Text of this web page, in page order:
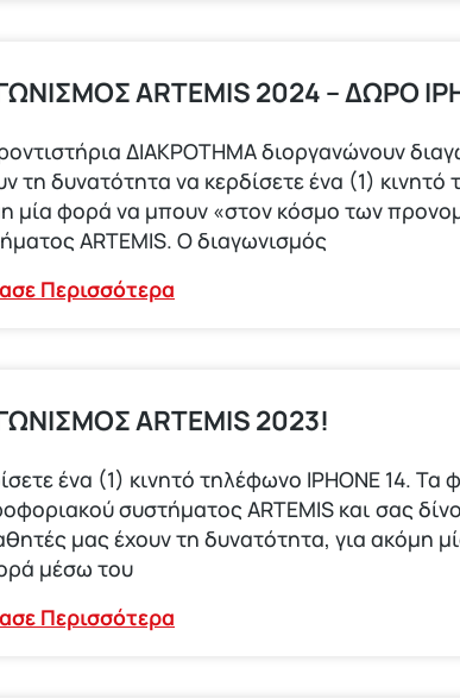
ΑRTEMIS 2024 – ΔΩΡΟ
ΔΙΑΚΡΟΤΗΜΑ διοργανώνουν
τη δυνατότητα να κερδίσετε ένα (1)
μία φορά να μπουν «στον κόσμο των
ARTEMIS. Ο διαγωνισμός
Περισσότερα
ARTEMIS 2023!
ένα (1) κινητό τηλέφωνο ΙΡΗΟΝΕ 14.
συστήματος ARTEMIS και σας
μας έχουν τη δυνατότητα, για
μέσω του
Περισσότερα